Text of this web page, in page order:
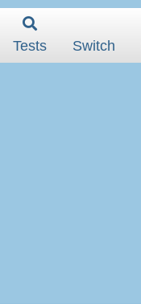
Tests Switch